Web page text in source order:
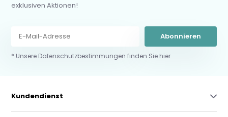
exklusiven Aktionen!
Abonnieren
* Unsere Datenschutzbestimmungen finden Sie hier
Kundendienst